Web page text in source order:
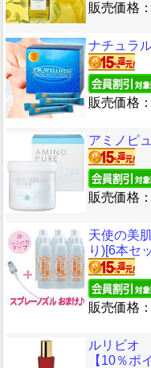
販売価格：
ナチュラ
販売価格：
アミノピ
販売価格：
天使の美
り)[6本セ
販売価格：
ルリビオ
【10％ポ